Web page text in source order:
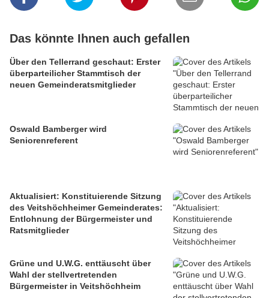
Das könnte Ihnen auch gefallen
Über den Tellerrand geschaut: Erster
überparteilicher Stammtisch der
neuen Gemeinderatsmitglieder
Oswald Bamberger wird
Seniorenreferent
Aktualisiert: Konstituierende Sitzung
des Veitshöchheimer Gemeinderates:
Entlohnung der Bürgermeister und
Ratsmitglieder
Grüne und U.W.G. enttäuscht über
Wahl der stellvertretenden
Bürgermeister in Veitshöchheim